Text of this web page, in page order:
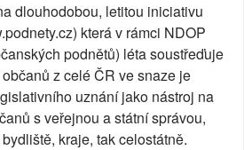
dlouhodobou, letitou iniciativu
která v rámci NDOP
podnětů) léta soustřeďuje
z celé ČR ve snaze je
uznání jako nástroj na
s veřejnou a státní správou,
kraje, tak celostátně.